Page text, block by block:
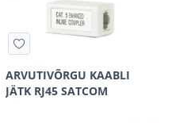
ARVUTIVÕRGU KAABLI
JÄTK RJ45 SATCOM